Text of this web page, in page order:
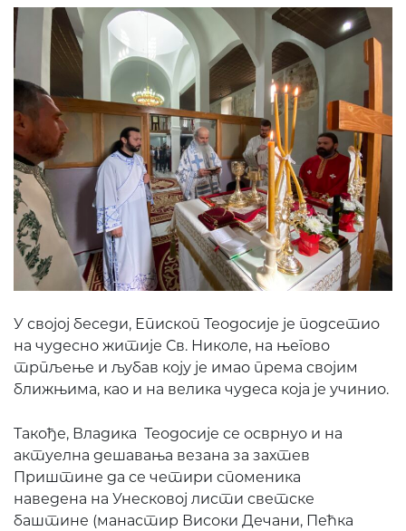
У својој беседи, Епископ Теодосије је подсетио
на чудесно житије Св. Николе, на његово
трпљење и љубав коју је имао према својим
ближњима, као и на велика чудеса која је учинио.
Такође, Владика Теодосије се осврнуо и на
актуелна дешавања везана за захтев
Приштине да се четири споменика
наведена на Унесковој листи светске
баштине (манастир Високи Дечани, Пећка